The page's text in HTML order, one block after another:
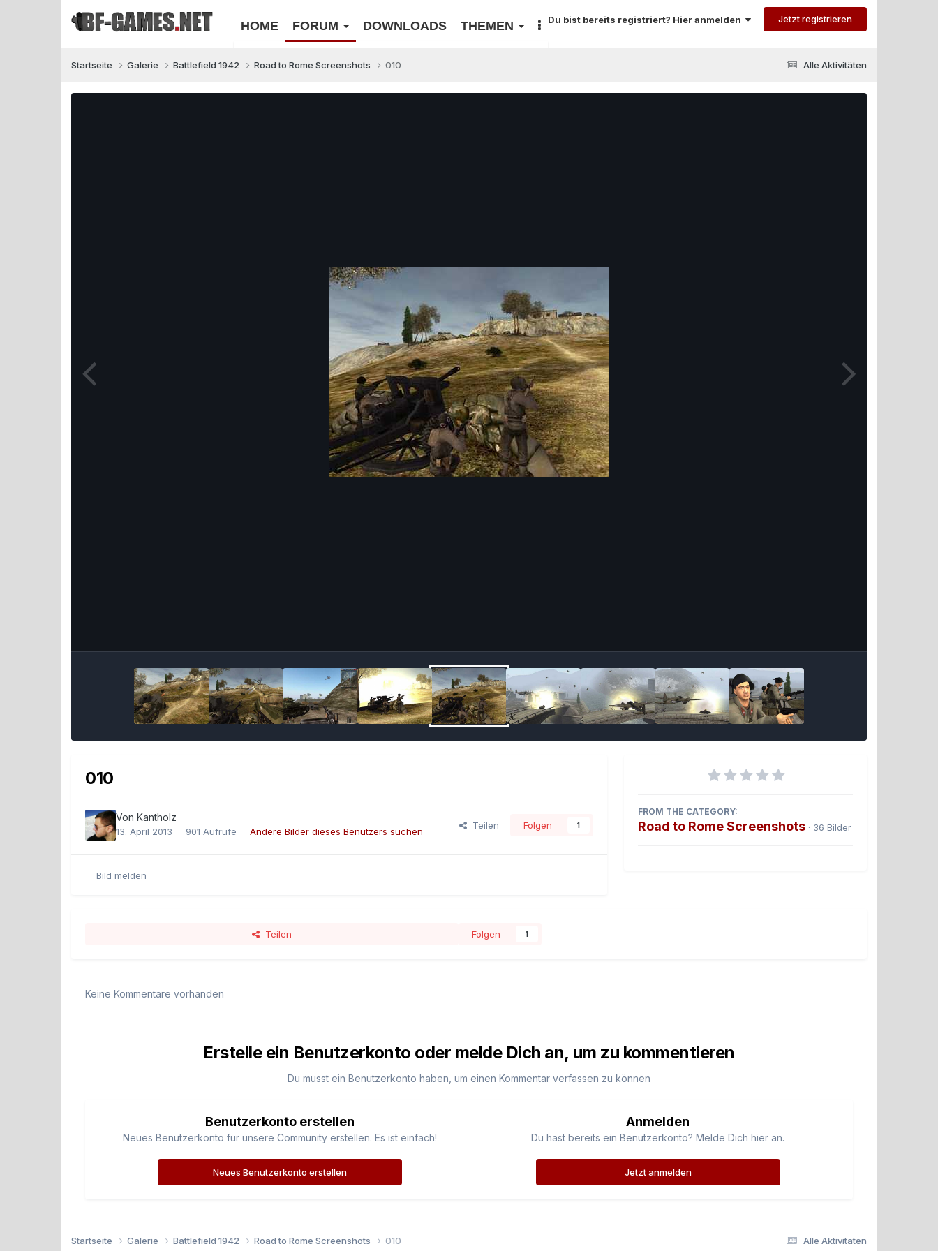
HOME FORUM DOWNLOADS THEMEN Du bist bereits registriert? Hier anmelden Jetzt registrieren
Alle Aktivitäten
Startseite Galerie Battlefield 1942 Road to Rome Screenshots 010
010
Von Kantholz
13. April 2013 901 Aufrufe Andere Bilder dieses Benutzers suchen
Teilen Folgen 1
Bild melden
FROM THE CATEGORY:
Road to Rome Screenshots · 36 Bilder
Teilen Folgen 1
Keine Kommentare vorhanden
Erstelle ein Benutzerkonto oder melde Dich an, um zu kommentieren
Du musst ein Benutzerkonto haben, um einen Kommentar verfassen zu können
Benutzerkonto erstellen
Neues Benutzerkonto für unsere Community erstellen. Es ist einfach!
Neues Benutzerkonto erstellen
Anmelden
Du hast bereits ein Benutzerkonto? Melde Dich hier an.
Jetzt anmelden
Alle Aktivitäten
Startseite Galerie Battlefield 1942 Road to Rome Screenshots 010